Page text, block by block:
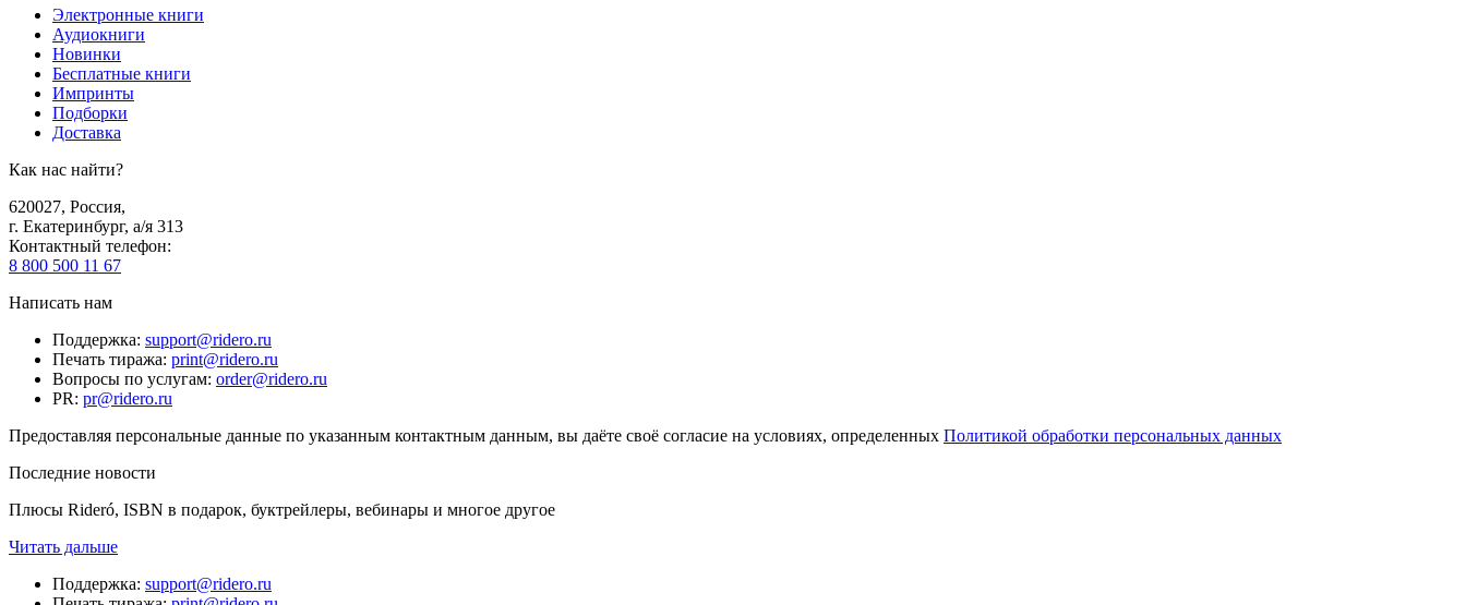
Электронные книги
Аудиокниги
Новинки
Бесплатные книги
Импринты
Подборки
Доставка
Как нас найти?
620027, Россия,
г. Екатеринбург, а/я 313
Контактный телефон:
8 800 500 11 67
Написать нам
Поддержка: support@ridero.ru
Печать тиража: print@ridero.ru
Вопросы по услугам: order@ridero.ru
PR: pr@ridero.ru
Предоставляя персональные данные по указанным контактным данным, вы даёте своё согласие на условиях, определенных Политикой обработки персональных данных
Последние новости
Плюсы Rideró, ISBN в подарок, буктрейлеры, вебинары и многое другое
Читать дальше
Поддержка: support@ridero.ru